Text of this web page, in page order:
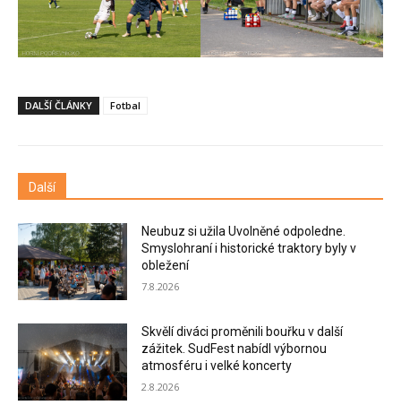
DALŠÍ ČLÁNKY Fotbal
Další
Neubuz si užila Uvolněné odpoledne.
Smyslohraní i historické traktory byly v
obležení
7.8.2026
Skvělí diváci proměnili bouřku v další
zážitek. SudFest nabídl výbornou
atmosféru i velké koncerty
2.8.2026